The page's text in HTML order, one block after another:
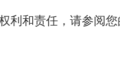
利和责任，请参阅您